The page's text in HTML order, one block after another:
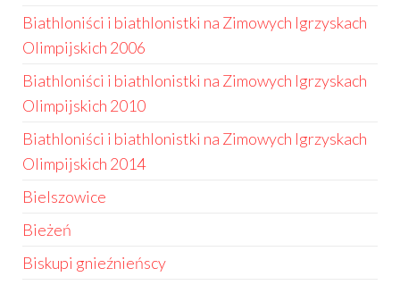
Biathloniści i biathlonistki na Zimowych Igrzyskach
Olimpijskich 2006
Biathloniści i biathlonistki na Zimowych Igrzyskach
Olimpijskich 2010
Biathloniści i biathlonistki na Zimowych Igrzyskach
Olimpijskich 2014
Bielszowice
Bieżeń
Biskupi gnieźnieńscy